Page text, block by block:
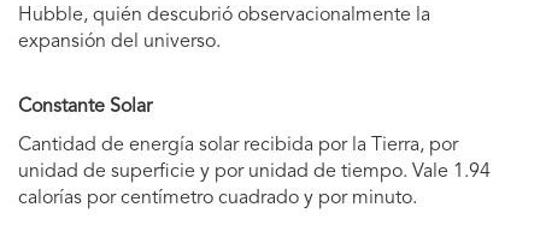
Hubble, quién descubrió observacionalmente la
expansión del universo.
Constante Solar
Cantidad de energía solar recibida por la Tierra, por
unidad de superficie y por unidad de tiempo. Vale 1.94
calorías por centímetro cuadrado y por minuto.